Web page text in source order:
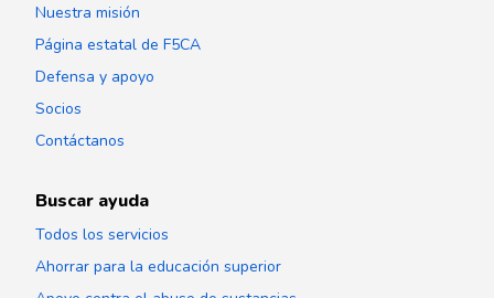
Nuestra misión
Página estatal de F5CA
Defensa y apoyo
Socios
Contáctanos
Buscar ayuda
Todos los servicios
Ahorrar para la educación superior